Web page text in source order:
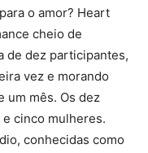
o amor? Heart
cheio de
de dez participantes,
vez e morando
um mês. Os dez
cinco mulheres.
conhecidas como